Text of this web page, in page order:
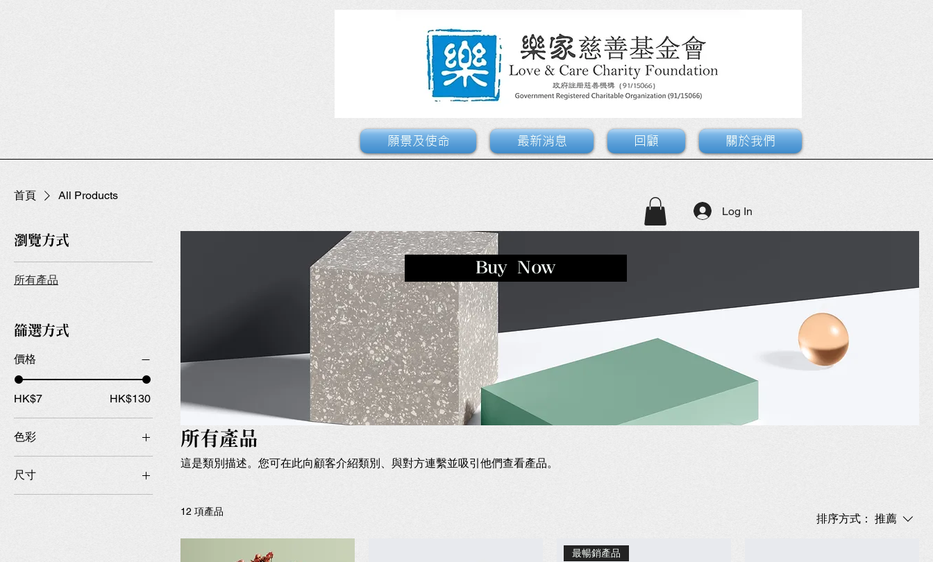
願景及使命 最新消息 回顧 關於我們
首頁 All Products
瀏覽方式
所有產品
篩選方式
價格
HK$7 HK$130
色彩
尺寸
250 ml
所有產品
這是類別描述。您可在此向顧客介紹類別、與對方連繫並吸引他們查看產品。
12 項產品
排序方式： 推薦
最暢銷產品
Buy Now
Log In